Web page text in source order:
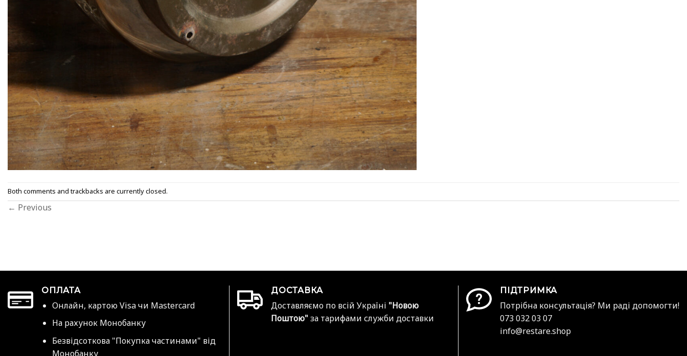
Both comments and trackbacks are currently closed.
← Previous
ОПЛАТА
Онлайн, картою Visa чи Mastercard
На рахунок Монобанку
Безвідсоткова "Покупка частинами" від
Монобанку
ДОСТАВКА
Доставляємо по всій Україні "Новою
Поштою" за тарифами служби доставки
ПІДТРИМКА
Потрібна консультація? Ми раді допомогти!
073 032 03 07
info@restare.shop